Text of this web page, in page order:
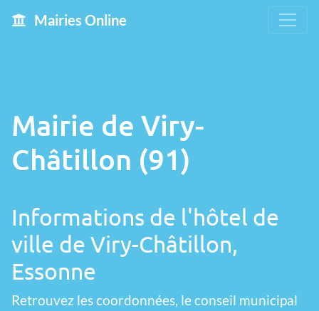
Mairies Online
Mairie de Viry-
Châtillon (91)
Informations de l'hôtel de
ville de Viry-Châtillon,
Essonne
Retrouvez les coordonnées, le conseil municipal